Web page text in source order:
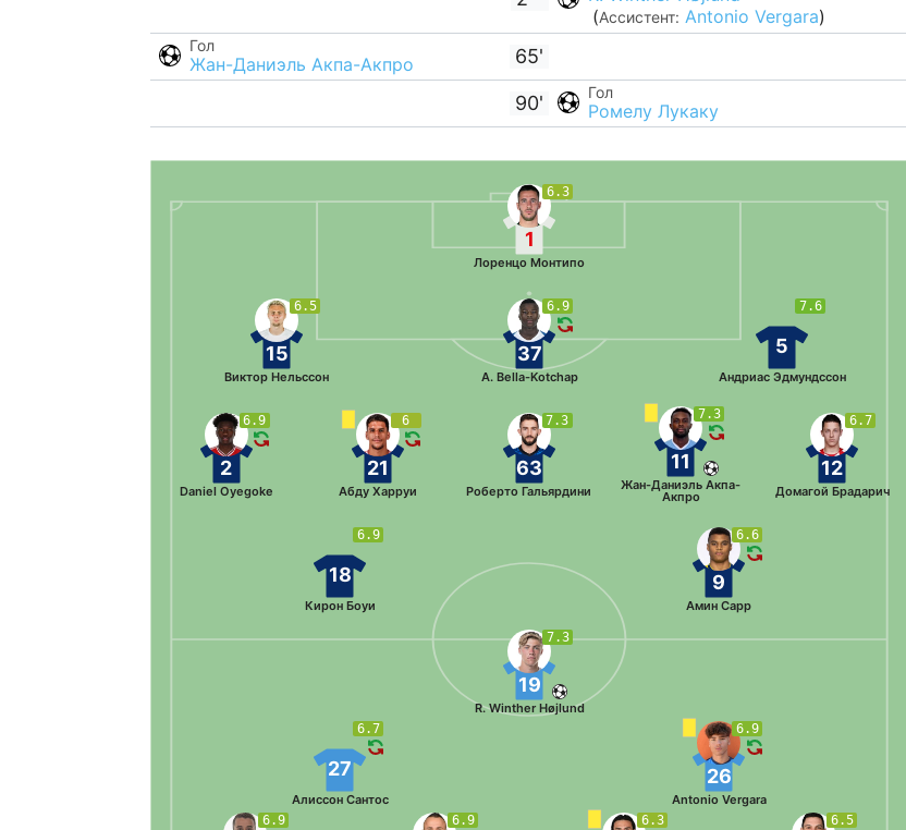
(Ассистент: Antonio Vergara)
Гол
Жан-Даниэль Акпа-Акпро 65'
90' Гол
Ромелу Лукаку
6.3
1
Лоренцо Монтипо
7.6
5
Андриас Эдмундссон
6.9
37
A. Bella-Kotchap
6.5
15
Виктор Нельссон
6.7
12
Домагой Брадарич
7.3
11
Жан-Даниэль Акпа-
Акпро
7.3
63
Роберто Гальярдини
6
21
Абду Харруи
6.9
2
Daniel Oyegoke
6.6
9
Амин Сарр
6.9
18
Кирон Боуи
6.9 6.9 6.3 6.5
6.7
27
Алиссон Сантос
6.9
26
Antonio Vergara
7.3
19
R. Winther Højlund